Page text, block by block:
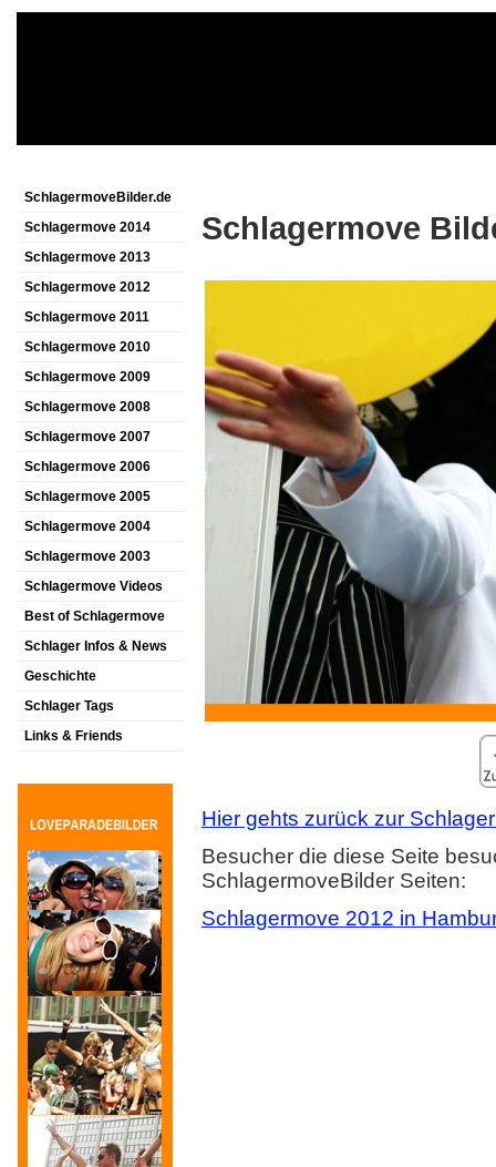
SchlagermoveBilder.de
Schlagermove 2014
Schlagermove 2013
Schlagermove 2012
Schlagermove 2011
Schlagermove 2010
Schlagermove 2009
Schlagermove 2008
Schlagermove 2007
Schlagermove 2006
Schlagermove 2005
Schlagermove 2004
Schlagermove 2003
Schlagermove Videos
Best of Schlagermove
Schlager Infos & News
Geschichte
Schlager Tags
Links & Friends
Schlagermove
Hier gehts zurück zur
Besucher die diese Seite
SchlagermoveBilder Seiten:
Schlagermove 2012 in